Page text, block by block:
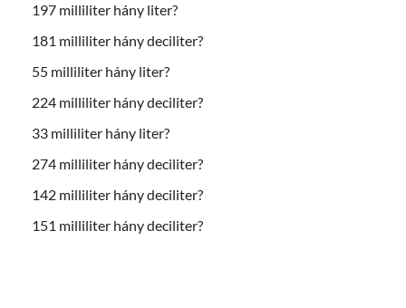
197 milliliter hány liter?
181 milliliter hány deciliter?
55 milliliter hány liter?
224 milliliter hány deciliter?
33 milliliter hány liter?
274 milliliter hány deciliter?
142 milliliter hány deciliter?
151 milliliter hány deciliter?